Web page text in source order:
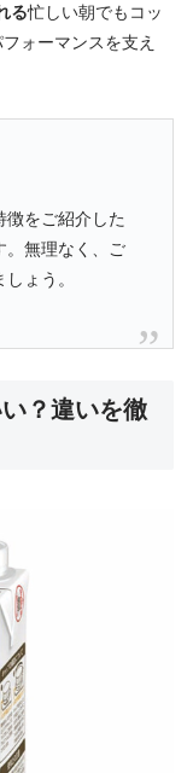
る忙しい朝でもコッ
ォーマンスを支え
徴をご紹介した
。無理なく、ご
ょう。
？違いを徹